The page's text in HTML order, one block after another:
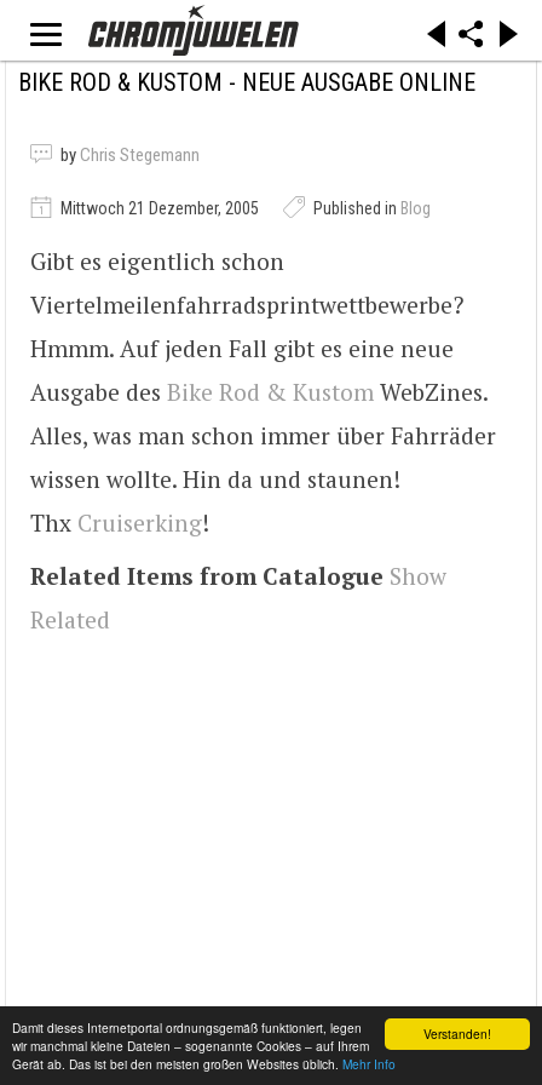
Verstanden!
Damit dieses Internetportal ordnungsgemäß funktioniert, legen
wir manchmal kleine Dateien – sogenannte Cookies – auf Ihrem
Gerät ab. Das ist bei den meisten großen Websites üblich. Mehr Info
BIKE ROD & KUSTOM - NEUE AUSGABE ONLINE
by Chris Stegemann
Mittwoch 21 Dezember, 2005 Published in Blog
Gibt es eigentlich schon
Viertelmeilenfahrradsprintwettbewerbe?
Hmmm. Auf jeden Fall gibt es eine neue
Ausgabe des Bike Rod & Kustom WebZines.
Alles, was man schon immer über Fahrräder
wissen wollte. Hin da und staunen!
Thx Cruiserking!
Related Items from Catalogue Show
Related